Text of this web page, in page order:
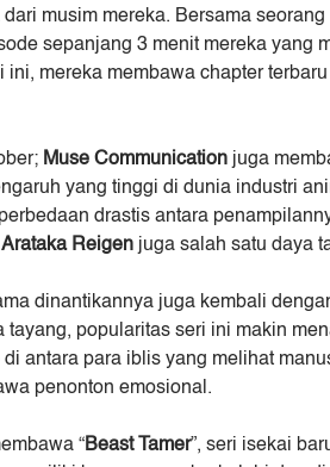
musim mereka. Bersama
sepanjang 3 menit mereka yang
mereka membawa chapter terbaru
Muse Communication juga
yang tinggi di dunia industri
drastis antara
Arataka Reigen juga salah satu daya
dinantikannya juga kembali
popularitas seri ini makin
antara para iblis yang melihat
penonton emosional.
“Beast Tamer”, seri isekai